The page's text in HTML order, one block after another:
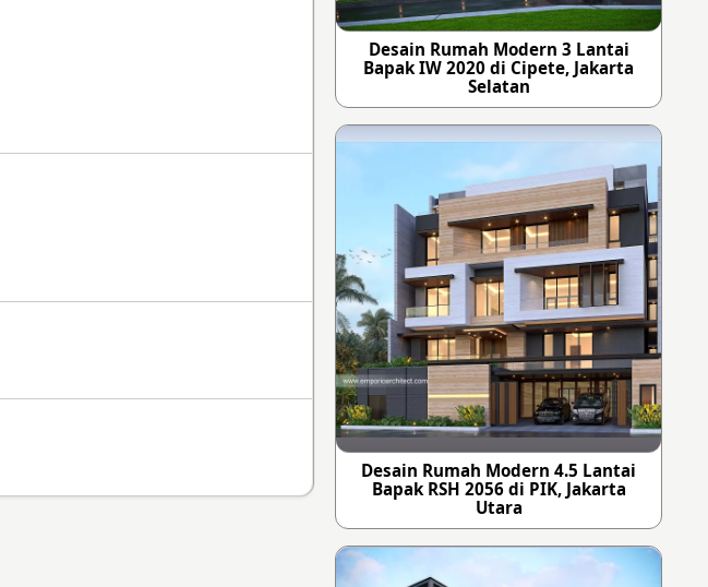
Desain Rumah Modern 3 Lantai
Bapak IW 2020 di Cipete, Jakarta
Selatan
Desain Rumah Modern 4.5 Lantai
Bapak RSH 2056 di PIK, Jakarta
Utara